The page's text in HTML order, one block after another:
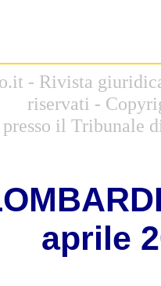
- Rivista
riservati -
il Tribunale
aprile